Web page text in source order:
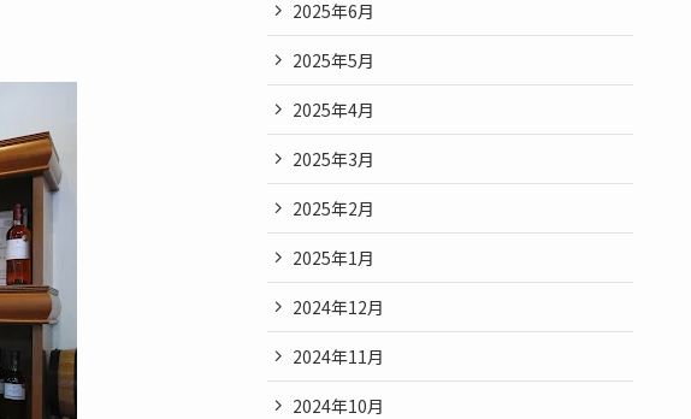
2025年6月
2025年5月
2025年4月
2025年3月
2025年2月
2025年1月
2024年12月
2024年11月
2024年10月